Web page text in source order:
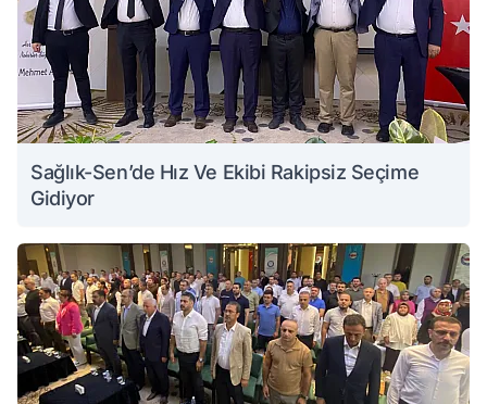
Sağlık-Sen’de Hız Ve Ekibi Rakipsiz Seçime
Gidiyor